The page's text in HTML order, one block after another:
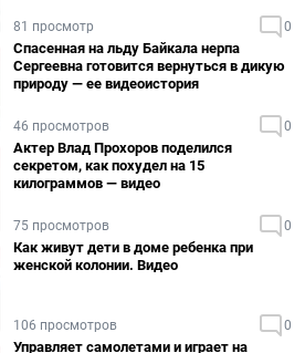
81 просмотр 0
Спасенная на льду Байкала нерпа
Сергеевна готовится вернуться в дикую
природу — ее видеоистория
46 просмотров 0
Актер Влад Прохоров поделился
секретом, как похудел на 15
килограммов — видео
75 просмотров 0
Как живут дети в доме ребенка при
женской колонии. Видео
106 просмотров 0
Управляет самолетами и играет на